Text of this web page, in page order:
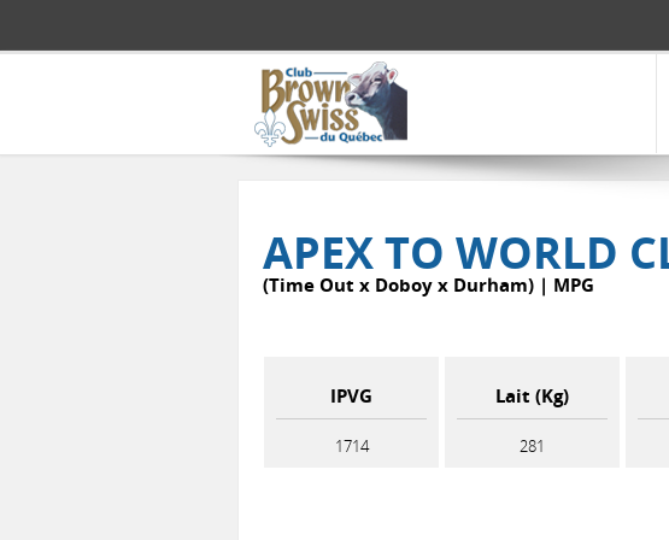
APEX TO WORLD
(Time Out x Doboy x Durham) | MPG
IPVG
1714
Lait (Kg)
281